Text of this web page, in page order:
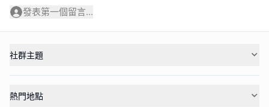
發表第一個留言...
社群主題
熱門地點